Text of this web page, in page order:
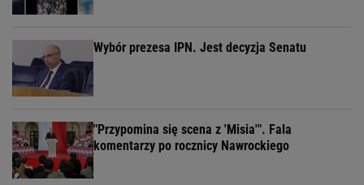
Wybór prezesa IPN. Jest decyzja Senatu
"Przypomina się scena z 'Misia'". Fala
komentarzy po rocznicy Nawrockiego